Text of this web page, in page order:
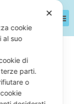
Di
✕
cookie
al suo
di
parti.
o